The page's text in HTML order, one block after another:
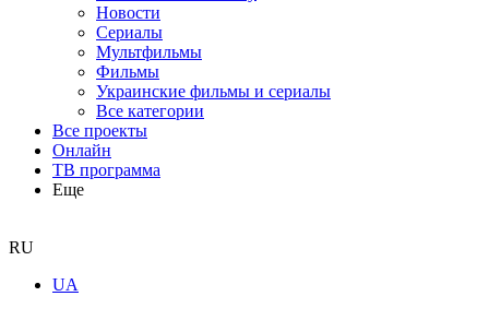
Новости
Сериалы
Мультфильмы
Фильмы
Украинские фильмы и сериалы
Все категории
Все проекты
Онлайн
ТВ программа
Еще
RU
UA